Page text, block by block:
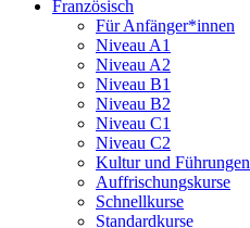
Französisch
Für Anfänger*innen
Niveau A1
Niveau A2
Niveau B1
Niveau B2
Niveau C1
Niveau C2
Kultur und Führungen
Auffrischungskurse
Schnellkurse
Standardkurse